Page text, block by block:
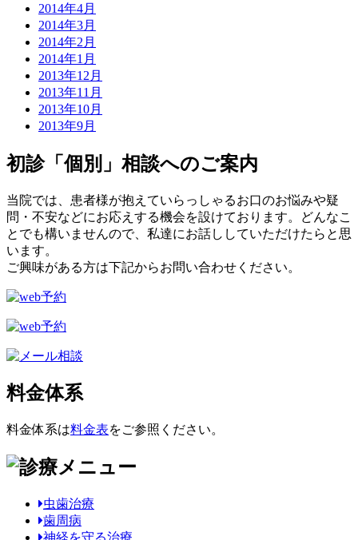
2014年4月
2014年3月
2014年2月
2014年1月
2013年12月
2013年11月
2013年10月
2013年9月
初診「個別」相談へのご案内
当院では、患者様が抱えていらっしゃるお口のお悩みや疑
問・不安などにお応えする機会を設けております。どんなこ
とでも構いませんので、私達にお話ししていただけたらと思
います。
ご興味がある方は下記からお問い合わせください。
料金体系
料金体系は料金表をご参照ください。
虫歯治療
歯周病